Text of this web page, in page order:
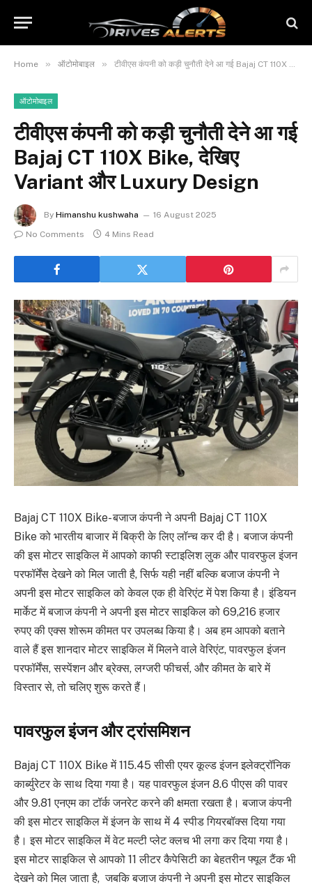
Home » ऑटोमोबाइल » टीवीएस कंपनी को कड़ी चुनौती देने आ गई Bajaj CT 110X Bike, देखिए Variant और Luxury Design
ऑटोमोबाइल
टीवीएस कंपनी को कड़ी चुनौती देने आ गई
Bajaj CT 110X Bike, देखिए
Variant और Luxury Design
By Himanshu kushwaha
16 August 2025
No Comments
4 Mins Read
Bajaj CT 110X Bike- बजाज कंपनी ने अपनी Bajaj CT 110X
Bike को भारतीय बाजार में बिक्री के लिए लॉन्च कर दी है। बजाज कंपनी
की इस मोटर साइकिल में आपको काफी स्टाइलिश लुक और पावरफुल इंजन
परफॉर्मेंस देखने को मिल जाती है, सिर्फ यही नहीं बल्कि बजाज कंपनी ने
अपनी इस मोटर साइकिल को केवल एक ही वेरिएंट में पेश किया है। इंडियन
मार्केट में बजाज कंपनी ने अपनी इस मोटर साइकिल को 69,216 हजार
रुपए की एक्स शोरूम कीमत पर उपलब्ध किया है। अब हम आपको बताने
वाले हैं इस शानदार मोटर साइकिल में मिलने वाले वेरिएंट, पावरफुल इंजन
परफॉर्मेंस, सस्पेंशन और ब्रेक्स, लग्जरी फीचर्स, और कीमत के बारे में
विस्तार से, तो चलिए शुरू करते हैं।
पावरफुल इंजन और ट्रांसमिशन
Bajaj CT 110X Bike में 115.45 सीसी एयर कूल्ड इंजन इलेक्ट्रॉनिक
कार्ब्युरेटर के साथ दिया गया है। यह पावरफुल इंजन 8.6 पीएस की पावर
और 9.81 एनएम का टॉर्क जनरेट करने की क्षमता रखता है। बजाज कंपनी
की इस मोटर साइकिल में इंजन के साथ में 4 स्पीड गियरबॉक्स दिया गया
है। इस मोटर साइकिल में वेट मल्टी प्लेट क्लच भी लगा कर दिया गया है।
इस मोटर साइकिल से आपको 11 लीटर कैपेसिटी का बेहतरीन फ्यूल टैंक भी
देखने को मिल जाता है, जबकि बजाज कंपनी ने अपनी इस मोटर साइकिल